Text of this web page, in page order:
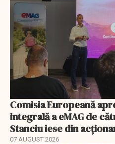
Comisia Europeană
integrală a eMAG de
Stanciu iese din
07 AUGUST 2026